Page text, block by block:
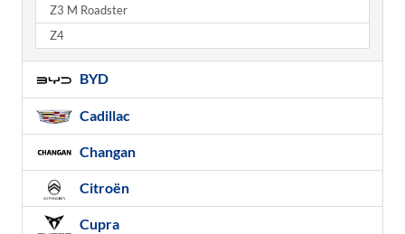
Z3 M Roadster
Z4
BYD
Cadillac
Changan
Citroën
Cupra